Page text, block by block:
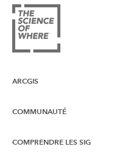
ARCGIS
Vue d’ensemble d’ArcGIS
COMMUNAUTÉ
Esri Community
COMPRENDRE LES SIG